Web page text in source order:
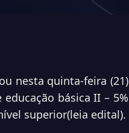
nesta quinta-feira (21)
básica II – 5%
superior(leia edital).